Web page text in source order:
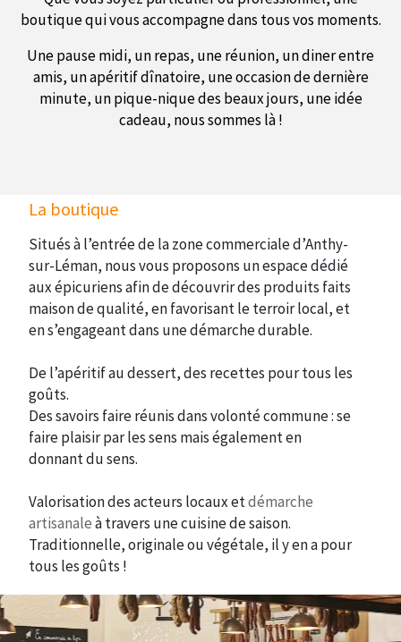
boutique qui vous accompagne dans tous vos moments.
Une pause midi, un repas, une réunion, un diner entre
amis, un apéritif dînatoire, une occasion de dernière
minute, un pique-nique des beaux jours, une idée
cadeau, nous sommes là !
La boutique
Situés à l’entrée de la zone commerciale d’Anthy-
sur-Léman, nous vous proposons un espace dédié
aux épicuriens afin de découvrir des produits faits
maison de qualité, en favorisant le terroir local, et
en s’engageant dans une démarche durable.
De l’apéritif au dessert, des recettes pour tous les
goûts.
Des savoirs faire réunis dans volonté commune : se
faire plaisir par les sens mais également en
donnant du sens.
Valorisation des acteurs locaux etdémarche
artisanaleà travers une cuisine de saison.
Traditionnelle, originale ou végétale, il y en a pour
tous les goûts !